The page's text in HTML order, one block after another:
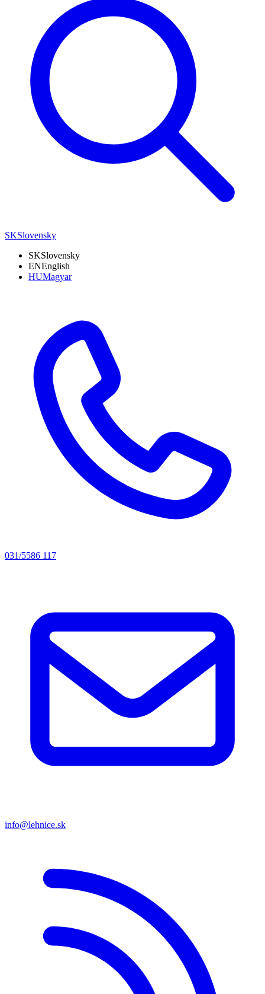
SKSlovensky
SKSlovensky
ENEnglish
HUMagyar
031/5586 117
info@lehnice.sk